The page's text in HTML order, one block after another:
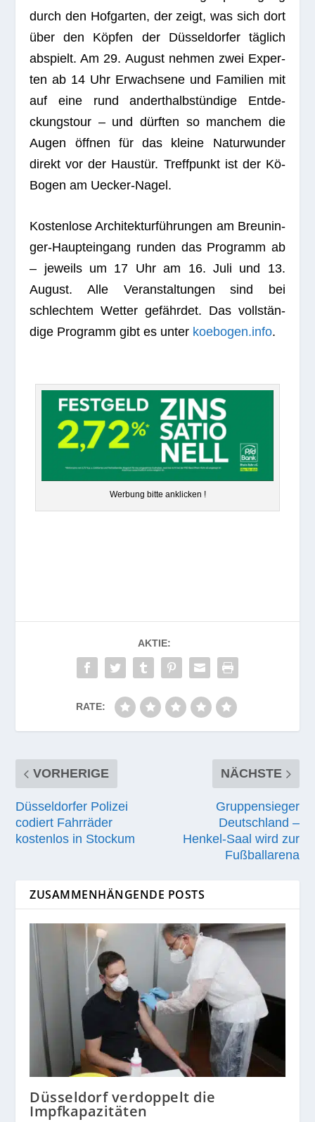
durch den Hof­gar­ten, der zeigt, was sich dort
über den Köp­fen der Düs­sel­dor­fer täg­lich
abspielt. Am 29. August neh­men zwei Exper­
ten ab 14 Uhr Erwach­sene und Fami­lien mit
auf eine rund andert­halb­stün­dige Ent­de­
ckungs­tour – und dürf­ten so man­chem die
Augen öff­nen für das kleine Natur­wun­der
direkt vor der Haus­tür. Treff­punkt ist der Kö-
Bogen am Uecker-Nagel.
Kos­ten­lose Archi­tek­tur­füh­run­gen am Breu­nin­
ger-Haupt­ein­gang run­den das Pro­gramm ab
– jeweils um 17 Uhr am 16. Juli und 13.
August. Alle Ver­an­stal­tun­gen sind bei
schlech­tem Wet­ter gefähr­det. Das voll­stän­
dige Pro­gramm gibt es unter koebogen.info.
Wer­bung bitte anklicken !
AKTIE:
RATE:
VORHERIGE
Düsseldorfer Polizei
codiert Fahrräder
kostenlos in Stockum
NÄCHSTE
Gruppensieger
Deutschland –
Henkel-Saal wird zur
Fußballarena
ZUSAMMENHÄNGENDE POSTS
Düsseldorf verdoppelt die
Impfkapazitäten